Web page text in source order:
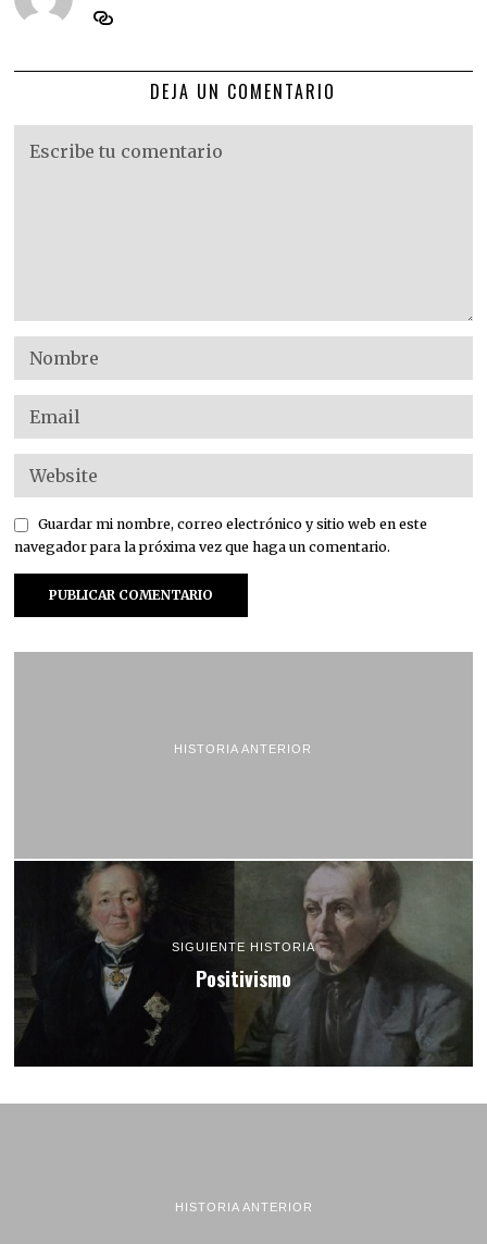
DEJA UN COMENTARIO
Guardar mi nombre, correo electrónico y sitio web en este
navegador para la próxima vez que haga un comentario.
HISTORIA ANTERIOR
SIGUIENTE HISTORIA
Positivismo
HISTORIA ANTERIOR